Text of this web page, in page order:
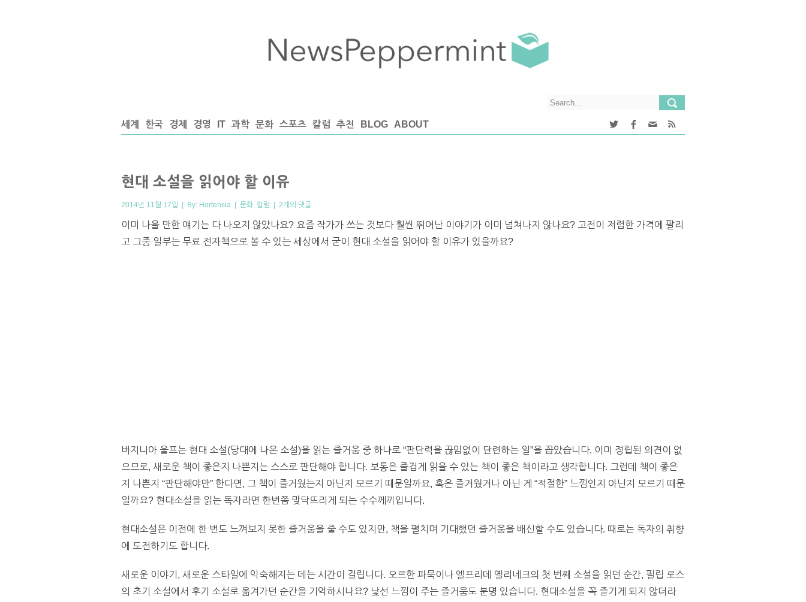
세계 한국 경제 경영 IT 과학 문화 스포츠 칼럼 추천 BLOG ABOUT
현대 소설을 읽어야 할 이유
2014년 11월 17일 | By: Hortensia | 문화, 칼럼 | 2개의 댓글
이미 나올 만한 얘기는 다 나오지 않았나요? 요즘 작가가 쓰는 것보다 훨씬 뛰어난 이야기가 이미 넘쳐나지 않나요? 고전이 저렴한 가격에 팔리
고 그중 일부는 무료 전자책으로 볼 수 있는 세상에서 굳이 현대 소설을 읽어야 할 이유가 있을까요?
버지니아 울프는 현대 소설(당대에 나온 소설)을 읽는 즐거움 중 하나로 “판단력을 끊임없이 단련하는 일”을 꼽았습니다. 이미 정립된 의견이 없
으므로, 새로운 책이 좋은지 나쁜지는 스스로 판단해야 합니다. 보통은 즐겁게 읽을 수 있는 책이 좋은 책이라고 생각합니다. 그런데 책이 좋은
지 나쁜지 “판단해야만” 한다면, 그 책이 즐거웠는지 아닌지 모르기 때문일까요, 혹은 즐거웠거나 아닌 게 “적절한” 느낌인지 아닌지 모르기 때문
일까요? 현대소설을 읽는 독자라면 한번쯤 맞닥뜨리게 되는 수수께끼입니다.
현대소설은 이전에 한 번도 느껴보지 못한 즐거움을 줄 수도 있지만, 책을 펼치며 기대했던 즐거움을 배신할 수도 있습니다. 때로는 독자의 취향
에 도전하기도 합니다.
새로운 이야기, 새로운 스타일에 익숙해지는 데는 시간이 걸립니다. 오르한 파묵이나 엘프리데 옐리네크의 첫 번째 소설을 읽던 순간, 필립 로스
의 초기 소설에서 후기 소설로 옮겨가던 순간을 기억하시나요? 낯선 느낌이 주는 즐거움도 분명 있습니다. 현대소설을 꼭 즐기게 되지 않더라